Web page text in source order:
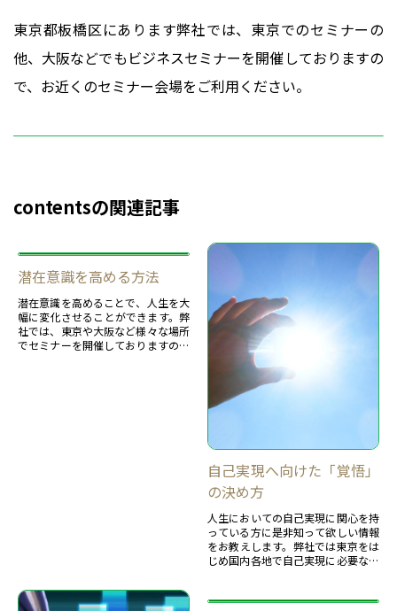
東京都板橋区にあります弊社では、東京でのセミナーの
他、大阪などでもビジネスセミナーを開催しておりますの
で、お近くのセミナー会場をご利用ください。
contentsの関連記事
潜在意識を高める方法
潜在意識を高めることで、人生を大
幅に変化させることができます。弊
社では、東京や大阪など様々な場所
でセミナーを開催しておりますので
自己実現へ向けた「覚悟」
の決め方
人生においての自己実現に関心を持
っている方に是非知って欲しい情報
をお教えします。弊社では東京をは
じめ国内各地で自己実現に必要なス